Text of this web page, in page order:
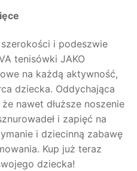
i podeszwie
tenisówki JAKO
na każdą aktywność,
dziecka. Oddychająca
​​nawet dłuższe noszenie
i zapięć na
i dziecinną zabawę
Kup już teraz
dziecka!